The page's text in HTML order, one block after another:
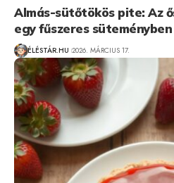
Almás-sütőtökös pite: Az
egy fűszeres süteményben
ÉLÉSTÁR.HU 2026. MÁRCIUS 17.